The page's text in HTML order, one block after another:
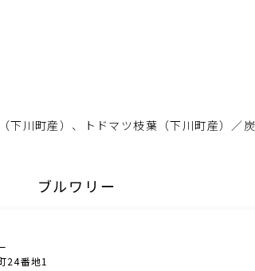
下川町産）、トドマツ枝葉（下川町産）／
ブルワリー
24番地1